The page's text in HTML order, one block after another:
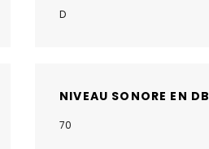
D
NIVEAU SONORE EN DB
70